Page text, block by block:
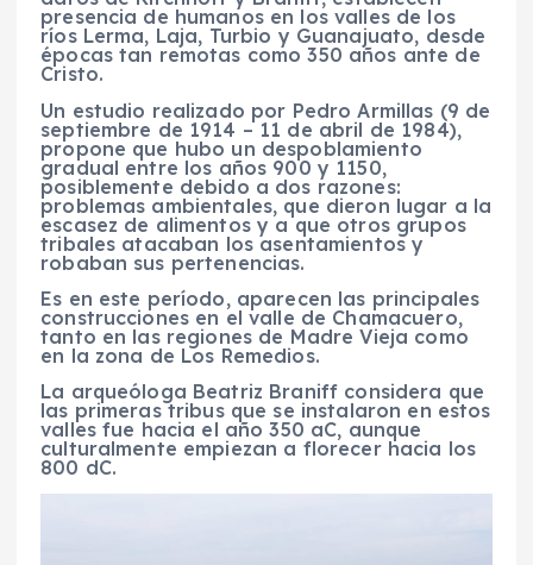
presencia de humanos en los valles de los
ríos Lerma, Laja, Turbio y Guanajuato, desde
épocas tan remotas como 350 años ante de
Cristo.
Un estudio realizado por Pedro Armillas (9 de
septiembre de 1914 – 11 de abril de 1984),
propone que hubo un despoblamiento
gradual entre los años 900 y 1150,
posiblemente debido a dos razones:
problemas ambientales, que dieron lugar a la
escasez de alimentos y a que otros grupos
tribales atacaban los asentamientos y
robaban sus pertenencias.
Es en este período, aparecen las principales
construcciones en el valle de Chamacuero,
tanto en las regiones de Madre Vieja como
en la zona de Los Remedios.
La arqueóloga Beatriz Braniff considera que
las primeras tribus que se instalaron en estos
valles fue hacia el año 350 aC, aunque
culturalmente empiezan a florecer hacia los
800 dC.